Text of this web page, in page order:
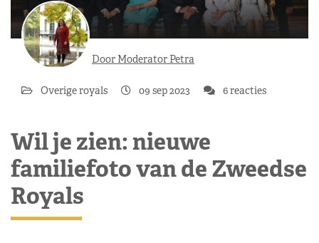
Door Moderator Petra
Overige royals 09 sep 2023 6 reacties
Wil je zien: nieuwe
familiefoto van de Zweedse
Royals